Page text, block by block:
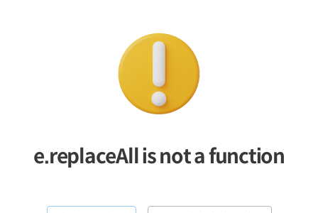
e.replaceAll is not a function